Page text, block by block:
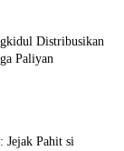
Distribusikan
Paliyan
Jejak Pahit si